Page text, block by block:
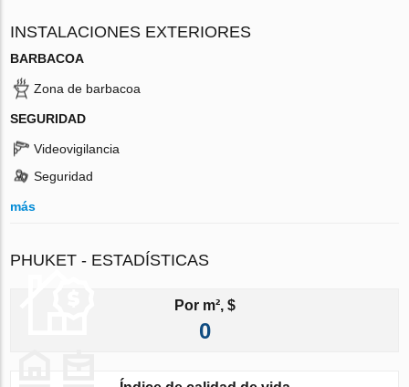
INSTALACIONES EXTERIORES
BARBACOA
Zona de barbacoa
SEGURIDAD
Videovigilancia
Seguridad
más
PHUKET - ESTADÍSTICAS
Por m², $
0